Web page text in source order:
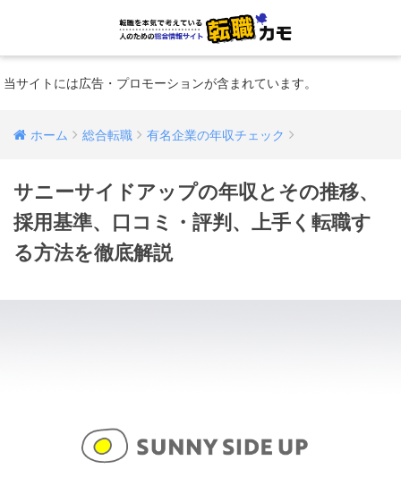
当サイトには広告・プロモーションが含まれています。
ホーム 総合転職 有名企業の年収チェック
サニーサイドアップの年収とその推移、
採用基準、口コミ・評判、上手く転職す
る方法を徹底解説